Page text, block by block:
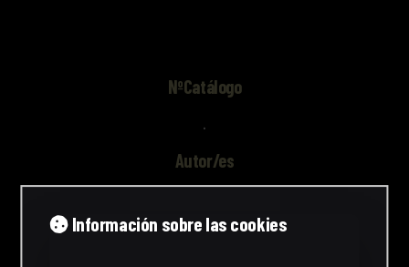
NºCatálogo
.
Autor/es
Histórico. Consejería de Cultura.
Información sobre las cookies